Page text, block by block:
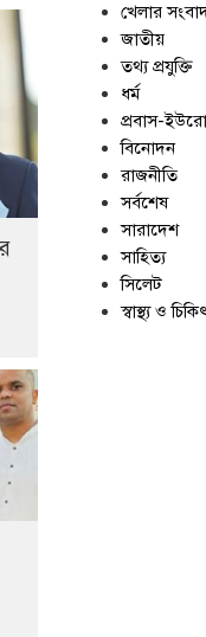
খেলার
জাতীয়
তথ্য প্রযুক্তি
ধর্ম
প্রবাস-
বিনোদন
রাজনীতি
সর্বশেষ
সারাদেশ
সাহিত্য
সিলেট
স্বাস্থ্য ও